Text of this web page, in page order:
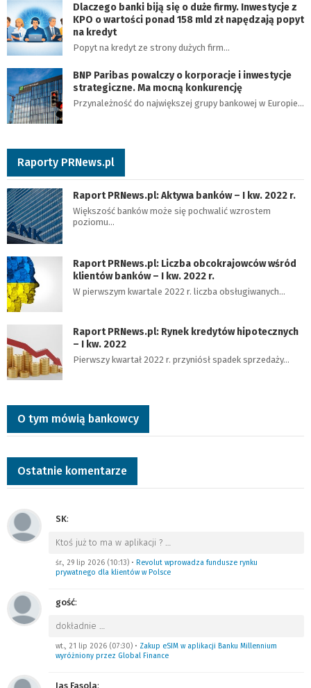
Dlaczego banki biją się o duże firmy. Inwestycje z
KPO o wartości ponad 158 mld zł napędzają popyt
na kredyt
Popyt na kredyt ze strony dużych firm…
BNP Paribas powalczy o korporacje i inwestycje
strategiczne. Ma mocną konkurencję
Przynależność do największej grupy bankowej w Europie…
Raporty PRNews.pl
Raport PRNews.pl: Aktywa banków – I kw. 2022 r.
Większość banków może się pochwalić wzrostem
poziomu…
Raport PRNews.pl: Liczba obcokrajowców wśród
klientów banków – I kw. 2022 r.
W pierwszym kwartale 2022 r. liczba obsługiwanych…
Raport PRNews.pl: Rynek kredytów hipotecznych
– I kw. 2022
Pierwszy kwartał 2022 r. przyniósł spadek sprzedaży…
O tym mówią bankowcy
Ostatnie komentarze
SK:
Ktoś już to ma w aplikacji ?
śr., 29 lip 2026 (10:13) • Revolut wprowadza fundusze rynku
prywatnego dla klientów w Polsce
gość:
dokładnie
wt., 21 lip 2026 (07:30) • Zakup eSIM w aplikacji Banku Millennium
wyróżniony przez Global Finance
Jas Fasola: